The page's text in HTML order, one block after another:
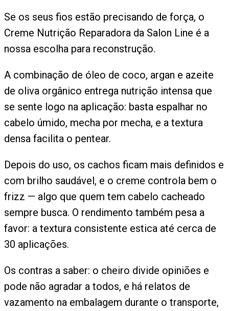
Se os seus fios estão precisando de força, o
Creme Nutrição Reparadora da Salon Line é a
nossa escolha para reconstrução.
A combinação de óleo de coco, argan e azeite
de oliva orgânico entrega nutrição intensa que
se sente logo na aplicação: basta espalhar no
cabelo úmido, mecha por mecha, e a textura
densa facilita o pentear.
Depois do uso, os cachos ficam mais definidos e
com brilho saudável, e o creme controla bem o
frizz — algo que quem tem cabelo cacheado
sempre busca. O rendimento também pesa a
favor: a textura consistente estica até cerca de
30 aplicações.
Os contras a saber: o cheiro divide opiniões e
pode não agradar a todos, e há relatos de
vazamento na embalagem durante o transporte,